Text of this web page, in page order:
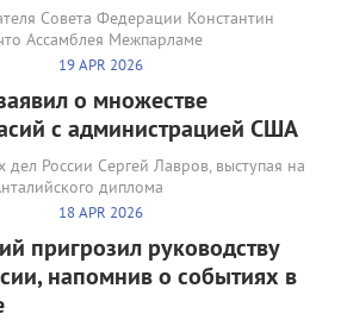
Совета Федерации Константин
Ассамблея Межпарламе
19 APR 2026
о множестве
с администрацией США
России Сергей Лавров, выступая на
диплома
18 APR 2026
пригрозил руководству
напомнив о событиях в